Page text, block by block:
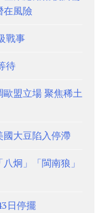
風險
戰事
待
盟立場 聚焦稀土
大豆陷入停滯
炯」「閩南狼」
日停擺